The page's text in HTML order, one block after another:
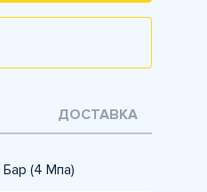
ДОСТАВКА
(4 Мпа)